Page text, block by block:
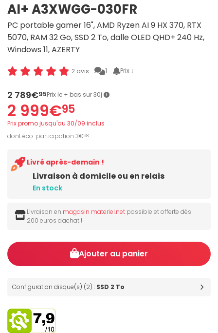
AI+ A3XWGG-030FR
PC portable gamer 16", AMD Ryzen AI 9 HX 370, RTX
5070, RAM 32 Go, SSD 2 To, dalle OLED QHD+ 240 Hz,
Windows 11, AZERTY
2 avis 1 Prix ↓
2 789€95Prix le + bas sur 30j
2 999€95
Prix promo jusqu'au 30/09 inclus
dont éco-participation 3€98
Livraison à domicile ou en relais
En stock
Livré après-demain !
Livraison en magasin materiel.net possible et offerte dès
200 euros d'achat !
Ajouter au panier
Configuration disque(s) (2) : SSD 2 To